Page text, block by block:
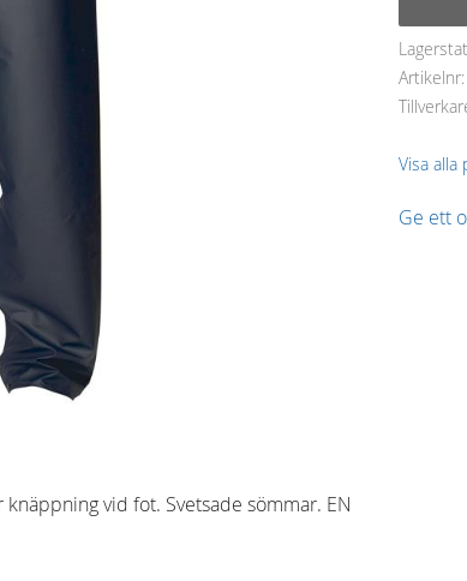
Artikelnr
Visa alla
Ge ett
vid fot. Svetsade sömmar. EN